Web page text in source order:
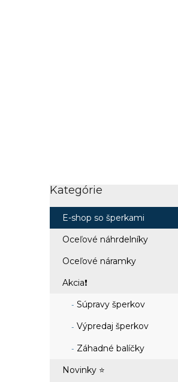
Preskočiť
Kategórie
E-shop so šperkami
Oceľové náhrdelníky
Oceľové náramky
Akcia❗
Súpravy šperkov
Výpredaj šperkov
Záhadné balíčky
Novinky ⭐